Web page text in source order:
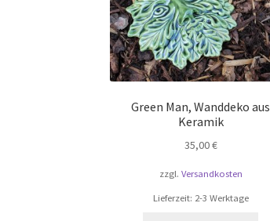
Green Man, Wanddeko aus
Keramik
35,00€
zzgl. Versandkosten
Lieferzeit: 2-3 Werktage